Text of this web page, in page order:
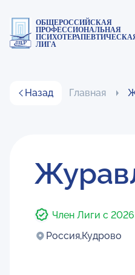
ОБЩЕРОССИЙСКАЯ
ПРОФЕССИОНАЛЬНАЯ
ЛИГА
Назад Главная
Член Лиги с
Россия,Кудрово